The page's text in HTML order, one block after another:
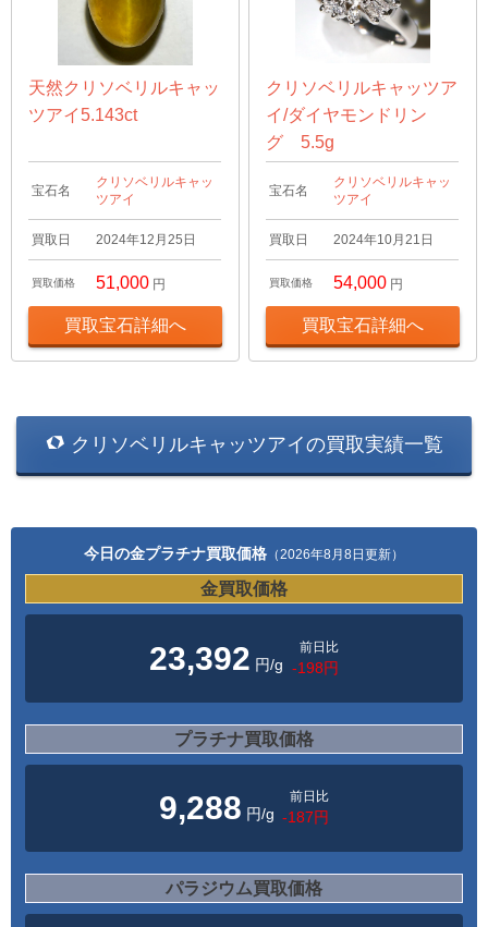
天然クリソベリルキャッ
ツアイ5.143ct
宝石名
クリソベリルキャッ
ツアイ
買取日 2024年12月25日
買取価格 51,000 円
買取宝石詳細へ
クリソベリルキャッツア
イ/ダイヤモンドリン
グ 5.5g
宝石名
クリソベリルキャッ
ツアイ
買取日 2024年10月21日
買取価格 54,000 円
買取宝石詳細へ
クリソベリルキャッツアイの買取実績一覧
今日の金プラチナ買取価格 （2026年8月8日更新）
金買取価格
23,392 円/g
前日比
-198円
プラチナ買取価格
9,288 円/g
前日比
-187円
パラジウム買取価格